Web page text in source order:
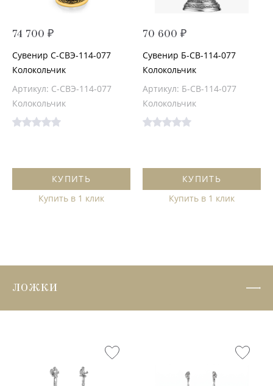
74 700 ₽
Сувенир С-СВЭ-114-077
Колокольчик
Артикул: С-СВЭ-114-077
Колокольчик
КУПИТЬ
Купить в 1 клик
70 600 ₽
Сувенир Б-СВ-114-077
Колокольчик
Артикул: Б-СВ-114-077
Колокольчик
КУПИТЬ
Купить в 1 клик
ЛОЖКИ